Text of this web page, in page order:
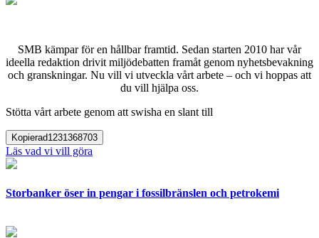
SMB kämpar för en hållbar framtid. Sedan starten 2010 har vår
ideella redaktion drivit miljödebatten framåt genom nyhetsbevakning
och granskningar. Nu vill vi utveckla vårt arbete – och vi hoppas att
du vill hjälpa oss.
Stötta vårt arbete genom att swisha en slant till
Kopierad1231368703
Läs vad vi vill göra
Storbanker öser in pengar i fossilbränslen och petrokemi